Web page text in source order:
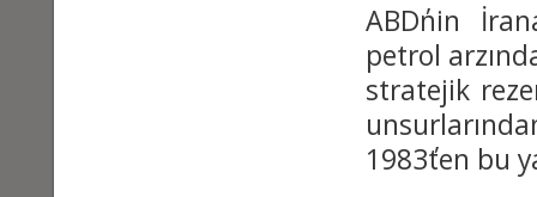
ABD΄nin
petrol
stratejik
1983΄ten bu